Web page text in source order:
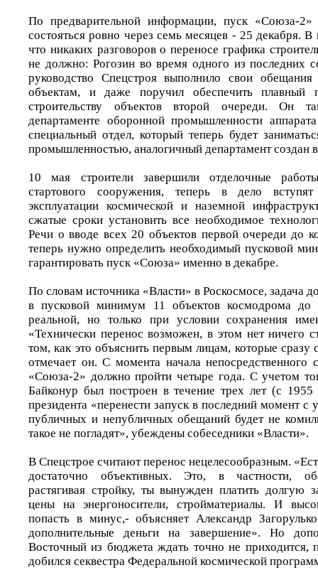
По предварительной информации, пуск «Союза-
состояться ровно через семь месяцев - 25 декабря. В
что никаких разговоров о переносе графика
не должно: Рогозин во время одного из последних
руководство Спецстроя выполнило свои
объектам, и даже поручил обеспечить плавный
строительству объектов второй очереди. Он
департаменте оборонной промышленности аппарата
специальный отдел, который теперь будет
промышленностью, аналогичный департамент создан
10 мая строители завершили отделочные
стартового сооружения, теперь в дело
эксплуатации космической и наземной
сжатые сроки установить все необходимое
Речи о вводе всех 20 объектов первой очереди до
теперь нужно определить необходимый пусковой
гарантировать пуск «Союза» именно в декабре.
По словам источника «Власти» в Роскосмосе, задача
в пусковой минимум 11 объектов космодрома до
реальной, но только при условии сохранения
«Технически перенос возможен, в этом нет ничего
том, как это объяснить первым лицам, которые сразу
отмечает он. С момента начала непосредственного
«Союза-2» должно пройти четыре года. С учетом
Байконур был построен в течение трех лет (с
президента «перенести запуск в последний момент
публичных и непубличных обещаний будет не
такое не погладят», убеждены собеседники «Власти».
В Спецстрое считают перенос нецелесообразным.
достаточно объективных. Это, в частности,
растягивая стройку, ты вынужден платить долгую
цены на энергоносители, стройматериалы. И
попасть в минус,- объясняет Александр
дополнительные деньги на завершение». Но
Восточный из бюджета ждать точно не приходится,
добился секвестра Федеральной космической